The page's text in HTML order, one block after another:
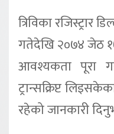
त्रिविका रजिस्ट्रार
गतेदेखि २०७४ जेठ
आवश्यकता पूरा
ट्रान्सक्रिप्ट
रहेको जानकारी